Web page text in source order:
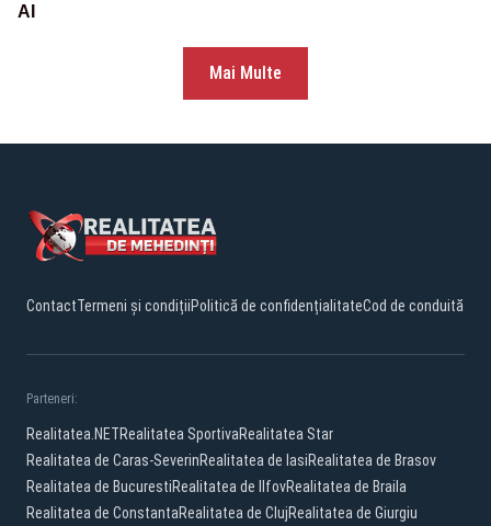
AI
Mai Multe
ContactTermeni și condițiiPolitică de confidențialitateCod de conduită
Parteneri:
Realitatea.NETRealitatea SportivaRealitatea Star
Realitatea de Caras-SeverinRealitatea de IasiRealitatea de Brasov
Realitatea de BucurestiRealitatea de IlfovRealitatea de Braila
Realitatea de ConstantaRealitatea de ClujRealitatea de Giurgiu